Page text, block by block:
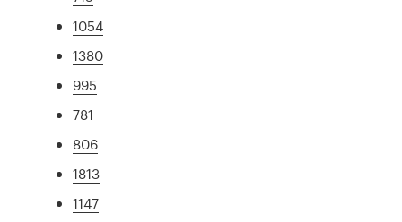
1054
1380
995
781
806
1813
1147